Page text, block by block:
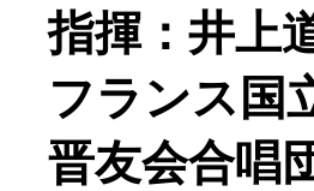
指揮：井上
フランス国
晋友会合唱